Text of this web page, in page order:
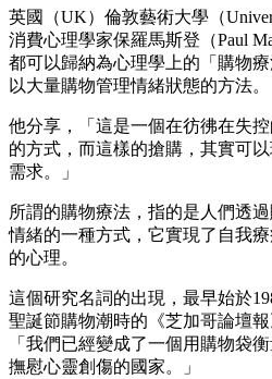
英國（UK）倫敦藝術大學（
消費心理學家保羅馬斯登（Paul
都可以歸納為心理學上的「購物療
以大量購物管理情緒狀態的方法。
他分享，「這是一個在彷彿在失
的方式，而這樣的搶購，其實可
需求。」
所謂的購物療法，指的是人們透
情緒的一種方式，它實現了自我
的心理。
這個研究名詞的出現，最早始於
聖誕節購物潮時的《芝加哥論壇報
「我們已經變成了一個用購物袋
撫慰心靈創傷的國家。」